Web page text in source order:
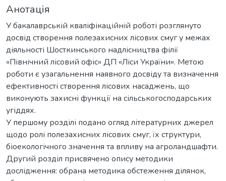
Анотація
У бакалаврській кваліфікаційній роботі розглянуто
досвід створення полезахисних лісових смуг у межах
діяльності Шосткинського надлісництва філії
«Північний лісовий офіс» ДП «Ліси України». Метою
роботи є узагальнення наявного досвіду та визначення
ефективності створення лісових насаджень, що
виконують захисні функції на сільськогосподарських
угіддях.
У першому розділі подано огляд літературних джерел
щодо ролі полезахисних лісових смуг, їх структури,
біоекологічного значення та впливу на агроландшафти.
Другий розділ присвячено опису методики
дослідження: обрана методика обстеження ділянок,